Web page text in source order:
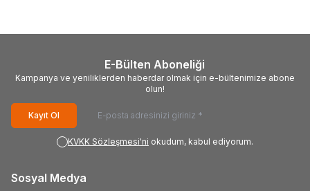
E-Bülten Aboneliği
Kampanya ve yeniliklerden haberdar olmak için e-bültenimize abone
olun!
Kayıt Ol
KVKK Sözleşmesi'ni okudum, kabul ediyorum.
Sosyal Medya